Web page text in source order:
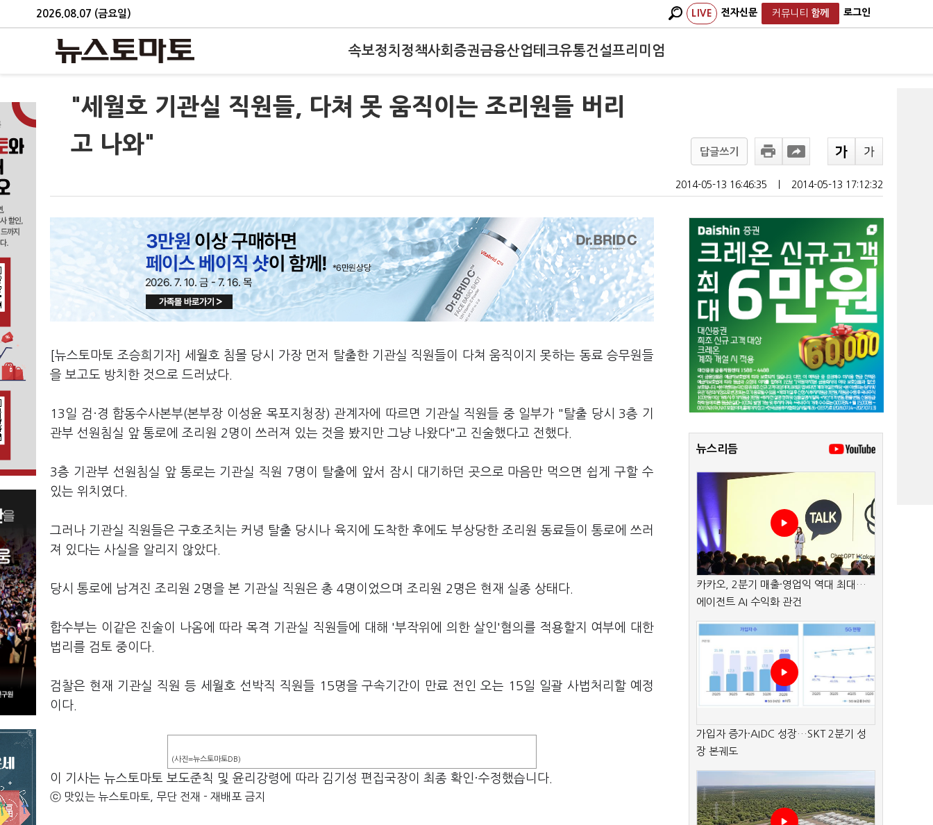
2026.08.07 (금요일) LIVE 전자신문 커뮤니티 함께 로그인
속보정치 정책사회 증권금융산업테크유통건설프리미엄
"세월호 기관실 직원들, 다쳐 못 움직이는 조리원들 버리
고 나와"
답글쓰기
2014-05-13 16:46:35 2014-05-13 17:12:32
[뉴스토마토 조승희기자] 세월호 침몰 당시 가장 먼저 탈출한 기관실 직원들이 다쳐 움직이지 못하는 동료 승무원들
을 보고도 방치한 것으로 드러났다.
13일 검·경 합동수사본부(본부장 이성윤 목포지청장) 관계자에 따르면 기관실 직원들 중 일부가 "탈출 당시 3층 기
관부 선원침실 앞 통로에 조리원 2명이 쓰러져 있는 것을 봤지만 그냥 나왔다"고 진술했다고 전했다.
3층 기관부 선원침실 앞 통로는 기관실 직원 7명이 탈출에 앞서 잠시 대기하던 곳으로 마음만 먹으면 쉽게 구할 수
있는 위치였다.
그러나 기관실 직원들은 구호조치는 커녕 탈출 당시나 육지에 도착한 후에도 부상당한 조리원 동료들이 통로에 쓰러
져 있다는 사실을 알리지 않았다.
당시 통로에 남겨진 조리원 2명을 본 기관실 직원은 총 4명이었으며 조리원 2명은 현재 실종 상태다.
합수부는 이같은 진술이 나옴에 따라 목격 기관실 직원들에 대해 '부작위에 의한 살인'혐의를 적용할지 여부에 대한
법리를 검토 중이다.
검찰은 현재 기관실 직원 등 세월호 선박직 직원들 15명을 구속기간이 만료 전인 오는 15일 일괄 사법처리할 예정
이다.
(사진=뉴스토마토DB)
이 기사는 뉴스토마토 보도준칙 및 윤리강령에 따라 김기성 편집국장이 최종 확인·수정했습니다.
ⓒ 맛있는 뉴스토마토, 무단 전재 - 재배포 금지
뉴스리듬
카카오, 2분기 매출·영업익 역대 최대…
에이전트 AI 수익화 관건
가입자 증가·AIDC 성장…SKT 2분기 성
장 본궤도